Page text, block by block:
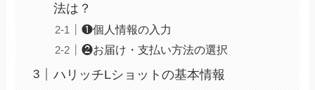
法は？
❶個人情報の入力
❷お届け・支払い方法の選択
ハリッチLショットの基本情報